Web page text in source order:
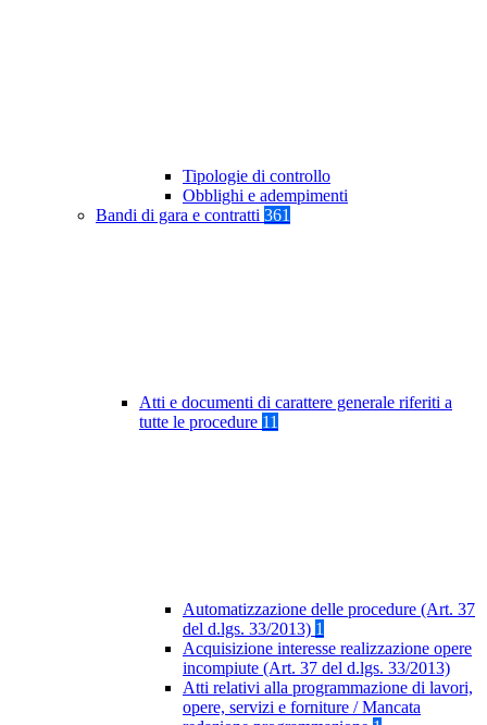
Tipologie di controllo
Obblighi e adempimenti
Bandi di gara e contratti 361
Atti e documenti di carattere generale riferiti a
tutte le procedure 11
Automatizzazione delle procedure (Art. 37
del d.lgs. 33/2013) 1
Acquisizione interesse realizzazione opere
incompiute (Art. 37 del d.lgs. 33/2013)
Atti relativi alla programmazione di lavori,
opere, servizi e forniture / Mancata